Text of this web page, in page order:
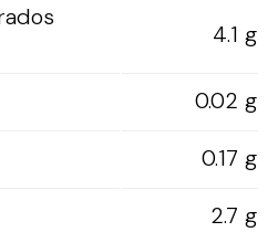
4.1 g
0.02 g
0.17 g
2.7 g